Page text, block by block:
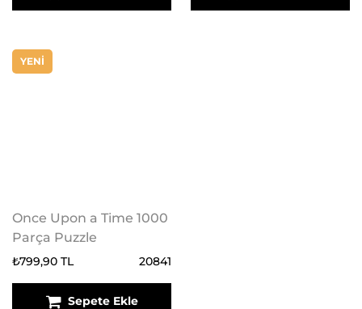
YENİ
Once Upon a Time 1000
Parça Puzzle
₺799,90 TL 20841
Sepete Ekle